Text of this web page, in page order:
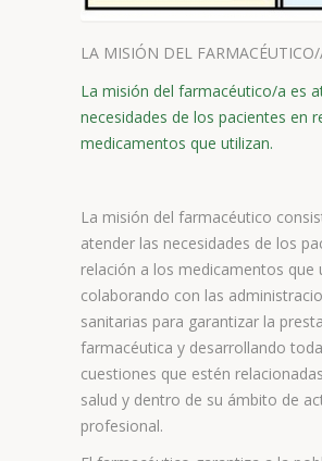
LA MISIÓN DEL
La misión del farmacéutico/a es
necesidades de los pacientes en
medicamentos que utilizan.
La misión del farmacéutico
atender las necesidades de los
relación a los medicamentos que
colaborando con las
sanitarias para garantizar la
farmacéutica y desarrollando
cuestiones que estén
salud y dentro de su ámbito de
profesional.